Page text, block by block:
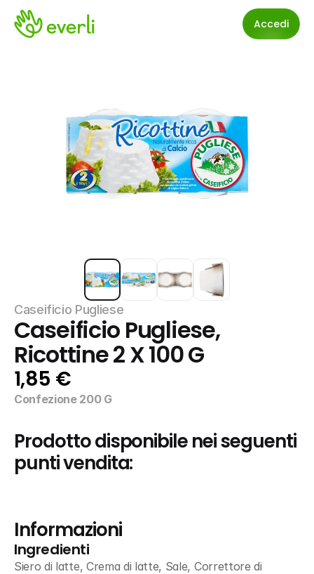
Accedi
Caseificio Pugliese
Caseificio Pugliese,
Ricottine 2 X 100 G
1,85 €
Confezione 200 G
Prodotto disponibile nei seguenti
punti vendita:
Informazioni
Ingredienti
Siero di latte, Crema di latte, Sale, Correttore di